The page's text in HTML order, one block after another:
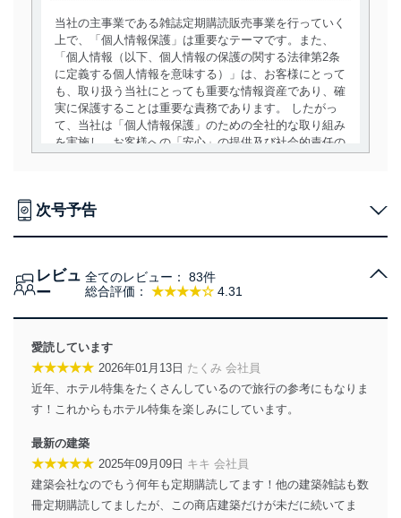
当社の主事業である雑誌定期購読販売事業を行っていく
上で、「個人情報保護」は重要なテーマです。また、
「個人情報（以下、個人情報の保護の関する法律第2条
に定義する個人情報を意味する）」は、お客様にとって
も、取り扱う当社にとっても重要な情報資産であり、確
実に保護することは重要な責務であります。 したがっ
て、当社は「個人情報保護」のための全社的な取り組み
を実施し、お客様への「安心」の提供及び社会的責任の
用目的を明確にし、本人の同意を得たうえで利用目的の
得・利用・提供を行います。また、当社が保有している
個人情報は、同意を得ずに目的外利用、第三者への提
ます。また、目的外利用を行わないために、適切な管理
措置を講じます。
法令遵守
その他の規範を遵守します。また、当社の管理の仕組み
に、これらの法令及びその他の規範を常に適合させま
す。
個人情報の安全管理措置
次号予告
レビュ
ー
総合評価： ★★★★☆ 4.31
全てのレビュー： 83件
愛読しています
★★★★★ 2026年01月13日 たくみ 会社員
近年、ホテル特集をたくさんしているので旅行の参考にもなりま
す！これからもホテル特集を楽しみにしています。
最新の建築
★★★★★ 2025年09月09日 キキ 会社員
建築会社なのでもう何年も定期購読してます！他の建築雑誌も数
冊定期購読してましたが、この商店建築だけが未だに続いてま